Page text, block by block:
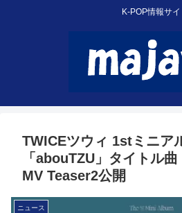
K-POP情報サイ
TWICEツウィ 1stミニア
「abouTZU」タイトル曲
MV Teaser2公開
ニュース